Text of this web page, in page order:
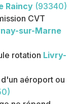
Raincy (93340)
CVT
sur-Marne
rotation Livry-
aéroport ou